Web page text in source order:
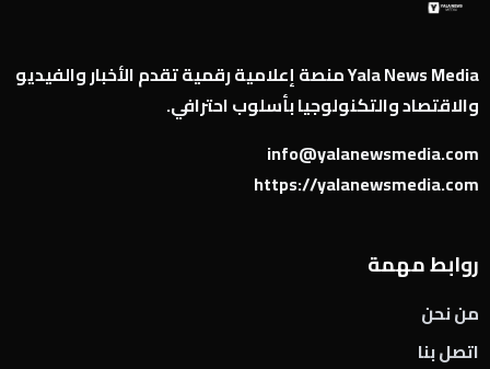
Yala News Media منصة إعلامية رقمية تقدم الأخبار والفيديو
والاقتصاد والتكنولوجيا بأسلوب احترافي.
info@yalanewsmedia.com
https://yalanewsmedia.com
روابط مهمة
من نحن
اتصل بنا